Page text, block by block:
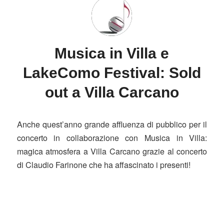
Musica in Villa e
LakeComo Festival: Sold
out a Villa Carcano
Anche quest’anno grande affluenza di pubblico per il
concerto in collaborazione con Musica in Villa:
magica atmosfera a Villa Carcano grazie al concerto
di Claudio Farinone che ha affascinato i presenti!